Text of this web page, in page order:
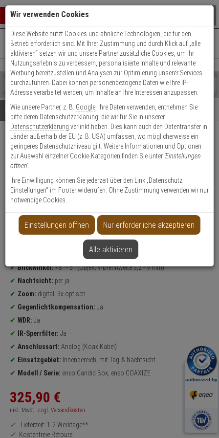
Warenkorb schließen
0 ARTIKEL IM WARENKORB
Ihr Warenkorb ist momentan leer.
Ergebnisse ()
Fertig
Shop
durchsuchen
Bitte
geben
Sie
mindestens
Zeichen
ein,
um
Suche
Es
wurde
noch
Kategorien
Suche
gestartet
+49 (0)821 899 493-0Mo. - Do.: 8:00 - 16:30 | Fr.: 8:00 - 14:00 Uhr
Kontaktservice nutzen
Details Beratung Beliebte 6 Megapixel Artikel
Eneo MPC-54A0003M0A HD-
TVI Kamera 1440p Tag/Nacht
Produktmerkmale
Boxed Kamera
Blickwinkel:78° - 6° (Objektiv-Brennweite 3,2 - 9 mm)
Nachtsicht: per ja
Zoom: digital, 3x optisch
Gegenlichtkompensation: Ja
WDR: Ja
IR-Sperrfilter: Ja
Anschlussart: Analog (Koax Kabel)
Einsatzgebiet: Innenbereich, mit Tag-& Nachtsicht
Modell / Serie: eneo Candid Box, eneo COAXIZE
325,90 €
inkl. MwSt. zzgl. Versandkosten
Lieferzeit: 1-2 Werktage**
Kostenfreie Retoure
Wir verwenden Cookies
Diese Website nutzt Cookies und ähnliche Technologien, die für den
Betrieb erforderlich sind. Mit Ihrer Zustimmung und durch Klick auf „alle
aktivieren“ setzen wir und unsere Partner zusätzliche Cookies, um Ihr
Nutzungserlebnis zu verbessern, personalisierte Inhalte und relevante
Werbung bereitzustellen und Analysen zur Optimierung unserer Services
durchzuführen. Dabei können personenbezogene Daten wie Ihre IP-
Adresse verarbeitet werden, um Inhalte an Ihre Interessen anzupassen.
Wie unsere Partner, z. B. Google , Ihre Daten verwenden, entnehmen Sie
bitte deren Datenschutzerklärung, die wir für Sie in unserer
Datenschutzerklärung verlinkt haben. Dies kann auch den Datentransfer in
Länder außerhalb der EU (z. B. USA) umfassen, wo möglicherweise ein
geringeres Datenschutzniveau gilt. Weitere Informationen und Optionen
zur Auswahl einzelner Cookie-Kategorien finden Sie unter 'Einstellungen
öffnen'.
Ihre Einwilligung können Sie jederzeit über den Link „Datenschutz
Einstellungen“ im Footer widerrufen. Ohne Zustimmung verwenden wir nur
notwendige Cookies.
Einstellungen öffnen Nur erforderliche akzeptieren
Alle aktivieren